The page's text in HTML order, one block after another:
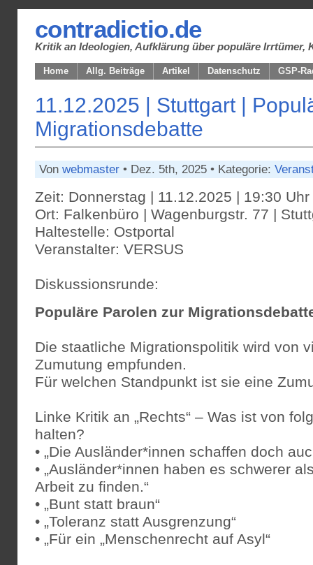
contradictio.de
Kritik an Ideologien, Aufklärung über populäre Irrtümer,
Home Allg. Beiträge Artikel Datenschutz GSP-
11.12.2025 | Stuttgart |
Migrationsdebatte
Von webmaster • Dez. 5th, 2025 • Kategorie:
Zeit: Donnerstag | 11.12.2025 | 19:30 Uhr
Ort: Falkenbüro | Wagenburgstr. 77 |
Haltestelle: Ostportal
Veranstalter: VERSUS
Diskussionsrunde:
Populäre Parolen zur
Die staatliche Migrationspolitik wird von
Zumutung empfunden.
Für welchen Standpunkt ist sie eine
Linke Kritik an „Rechts“ – Was ist von
halten?
• „Die Ausländer*innen schaffen doch
• „Ausländer*innen haben es schwerer
Arbeit zu finden.“
• „Bunt statt braun“
• „Toleranz statt Ausgrenzung“
• „Für ein „Menschenrecht auf Asyl“